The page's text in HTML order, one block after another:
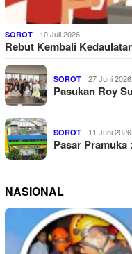
SOROT 10 Juli 2026
Rebut Kembali
SOROT 27 Juni 2026
Pasukan Roy
SOROT 11 Juni 2026
Pasar
NASIONAL